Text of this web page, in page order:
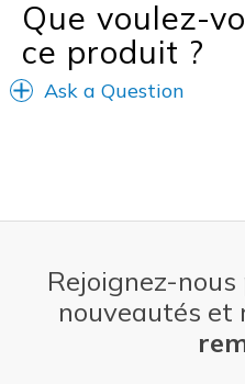
Que voulez-
ce produit ?
Ask a Question
Rejoignez-
nouveautés et